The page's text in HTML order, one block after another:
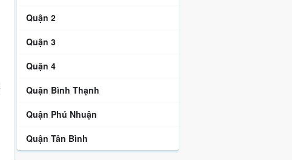
Quận 2
Quận 3
Quận 4
Quận Bình Thạnh
Quận Phú Nhuận
Quận Tân Bình